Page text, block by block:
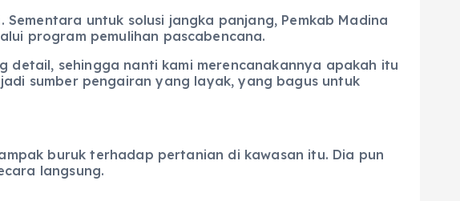
untuk solusi jangka panjang, Pemkab Madina
program pemulihan pascabencana.
detail, sehingga nanti kami merencanakannya apakah itu
sumber pengairan yang layak, yang bagus untuk
buruk terhadap pertanian di kawasan itu. Dia pun
langsung.